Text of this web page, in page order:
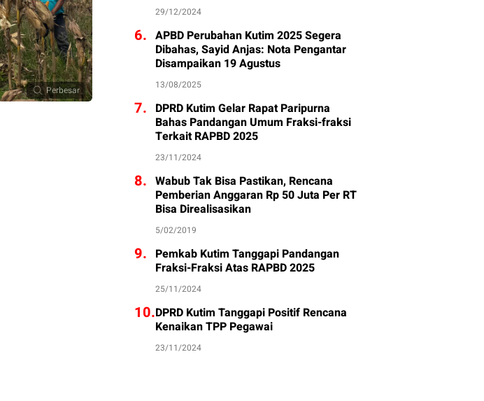
Perbesar
29/12/2024
6. APBD Perubahan Kutim 2025 Segera
Dibahas, Sayid Anjas: Nota Pengantar
Disampaikan 19 Agustus
13/08/2025
7. DPRD Kutim Gelar Rapat Paripurna
Bahas Pandangan Umum Fraksi-fraksi
Terkait RAPBD 2025
23/11/2024
8. Wabub Tak Bisa Pastikan, Rencana
Pemberian Anggaran Rp 50 Juta Per RT
Bisa Direalisasikan
5/02/2019
9. Pemkab Kutim Tanggapi Pandangan
Fraksi-Fraksi Atas RAPBD 2025
25/11/2024
10.DPRD Kutim Tanggapi Positif Rencana
Kenaikan TPP Pegawai
23/11/2024